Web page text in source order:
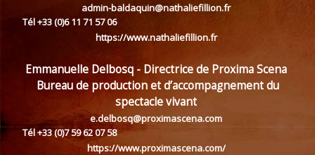
admin-baldaquin@nathaliefillion.fr
Tél +33 (0)6 11 71 57 06
https://www.nathaliefillion.fr
Emmanuelle Delbosq - Directrice de Proxima Scena
Bureau de production et d’accompagnement du
spectacle vivant
e.delbosq@proximascena.com
Tél +33 (0)7 59 62 07 58
https://www.proximascena.com/